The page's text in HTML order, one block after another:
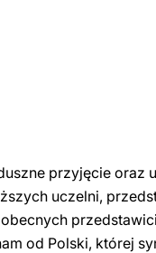
przyjęcie oraz
uczelni,
od Polski, której